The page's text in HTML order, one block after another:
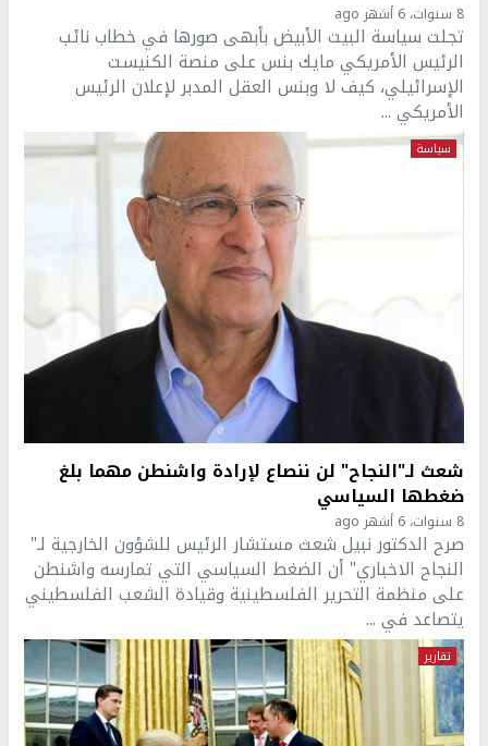
8 سنوات، 6 أشهر ago
تجلت سياسة البيت الأبيض بأبهى صورها في خطاب نائب
الرئيس الأمريكي مايك بنس على منصة الكنيست
الإسرائيلي، كيف لا وبنس العقل المدبر لإعلان الرئيس
الأمريكي ...
سياسة
شعث لـ"النجاح" لن ننصاع لإرادة واشنطن مهما بلغ
ضغطها السياسي
8 سنوات، 6 أشهر ago
صرح الدكتور نبيل شعث مستشار الرئيس للشؤون الخارجية لـ"
النجاح الاخباري" أن الضغط السياسي التي تمارسه واشنطن
على منظمة التحرير الفلسطينية وقيادة الشعب الفلسطيني
يتصاعد في ...
تقارير